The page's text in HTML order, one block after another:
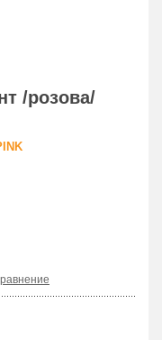
/розова/